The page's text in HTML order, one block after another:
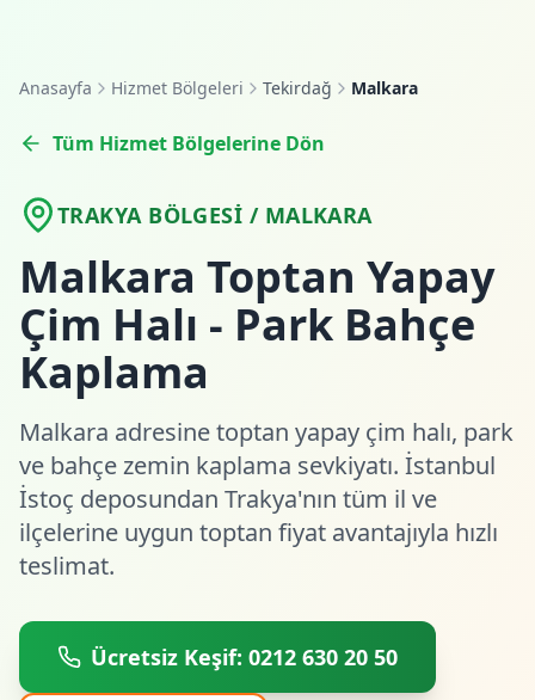
Anasayfa Hizmet Bölgeleri Tekirdağ Malkara
Tüm Hizmet Bölgelerine Dön
TRAKYA BÖLGESI / MALKARA
Malkara Toptan Yapay
Çim Halı - Park Bahçe
Kaplama
Malkara adresine toptan yapay çim halı, park
ve bahçe zemin kaplama sevkiyatı. İstanbul
İstoç deposundan Trakya'nın tüm il ve
ilçelerine uygun toptan fiyat avantajıyla hızlı
teslimat.
Ücretsiz Keşif: 0212 630 20 50